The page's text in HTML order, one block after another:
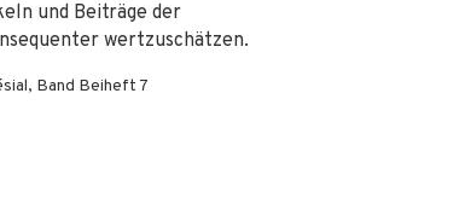
und Beiträge der
wertzuschätzen.
Band Beiheft 7